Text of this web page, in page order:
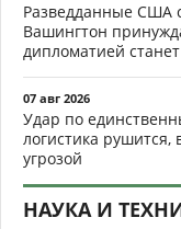
Разведданные США
Вашингтон
дипломатией
07 авг 2026
Удар по
логистика
угрозой
НАУКА И